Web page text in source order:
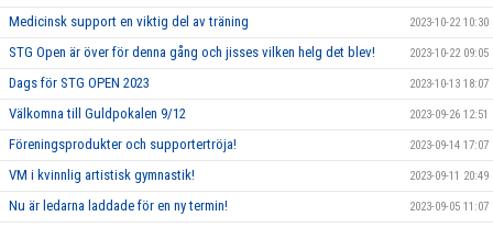
Medicinsk support en viktig del av träning 2023-10-22 10:30
STG Open är över för denna gång och jisses vilken helg det blev! 2023-10-22 09:05
Dags för STG OPEN 2023 2023-10-13 18:07
Välkomna till Guldpokalen 9/12 2023-09-26 12:51
Föreningsprodukter och supportertröja! 2023-09-14 17:07
VM i kvinnlig artistisk gymnastik! 2023-09-11 20:49
Nu är ledarna laddade för en ny termin! 2023-09-05 11:07